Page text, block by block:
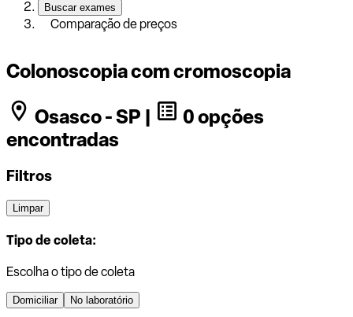
Buscar exames
Comparação de preços
Colonoscopia com cromoscopia
Osasco - SP |
0 opções
encontradas
Filtros
Limpar
Tipo de coleta:
Escolha o tipo de coleta
Domiciliar No laboratório